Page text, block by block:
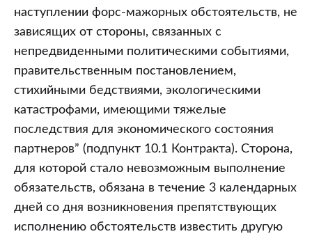
наступлении форс-мажорных обстоятельств, не
зависящих от стороны, связанных с
непредвиденными политическими событиями,
правительственным постановлением,
стихийными бедствиями, экологическими
катастрофами, имеющими тяжелые
последствия для экономического состояния
партнеров” (подпункт 10.1 Контракта). Сторона,
для которой стало невозможным выполнение
обязательств, обязана в течение 3 календарных
дней со дня возникновения препятствующих
исполнению обстоятельств известить другую